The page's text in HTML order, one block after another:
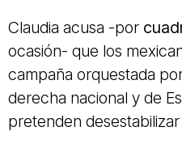
Claudia acusa -por
ocasión- que los
campaña orquestada
derecha nacional y de
pretenden